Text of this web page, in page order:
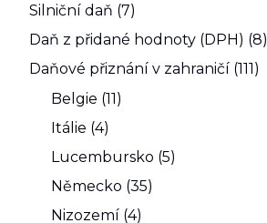
Silniční daň (7)
Daň z přidané hodnoty (DPH) (8)
Daňové přiznání v zahraničí (111)
Belgie (11)
Itálie (4)
Lucembursko (5)
Německo (35)
Nizozemí (4)